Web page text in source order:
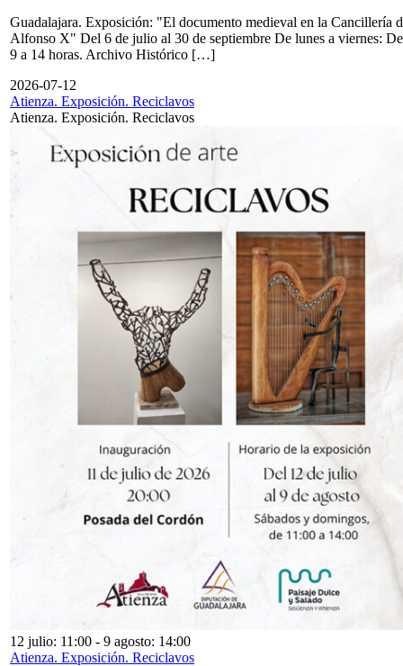
Guadalajara. Exposición: "El documento medieval en la Cancillería
Alfonso X" Del 6 de julio al 30 de septiembre De lunes a viernes: De
9 a 14 horas. Archivo Histórico […]
2026-07-12
Atienza. Exposición. Reciclavos
Atienza. Exposición. Reciclavos
12 julio: 11:00 - 9 agosto: 14:00
Atienza. Exposición. Reciclavos